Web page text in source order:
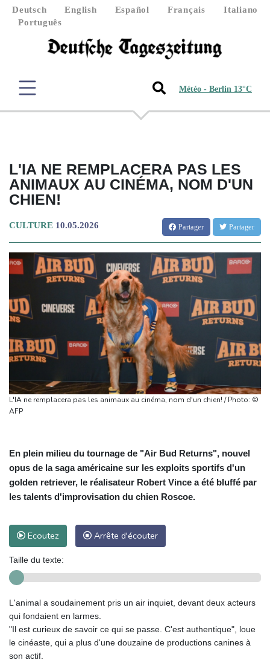
Deutsch English Español Français
Italiano
Português
Météo - Berlin 13°C
L'IA NE REMPLACERA PAS LES
ANIMAUX AU CINÉMA, NOM D'UN
CHIEN!
CULTURE 10.05.2026 Partager Partager
L'IA ne remplacera pas les animaux au cinéma, nom d'un chien! / Photo: ©
AFP
En plein milieu du tournage de "Air Bud Returns", nouvel
opus de la saga américaine sur les exploits sportifs d'un
golden retriever, le réalisateur Robert Vince a été bluffé par
les talents d'improvisation du chien Roscoe.
Ecoutez Arrête d'écouter
Taille du texte:
L'animal a soudainement pris un air inquiet, devant deux acteurs
qui fondaient en larmes.
"Il est curieux de savoir ce qui se passe. C'est authentique", loue
le cinéaste, qui a plus d'une douzaine de productions canines à
son actif.